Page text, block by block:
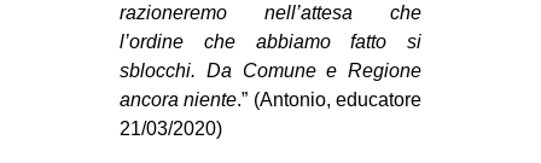
razioneremo nell’attesa che
l’ordine che abbiamo fatto si
sblocchi. Da Comune e Regione
ancora niente.” (Antonio, educatore
21/03/2020)